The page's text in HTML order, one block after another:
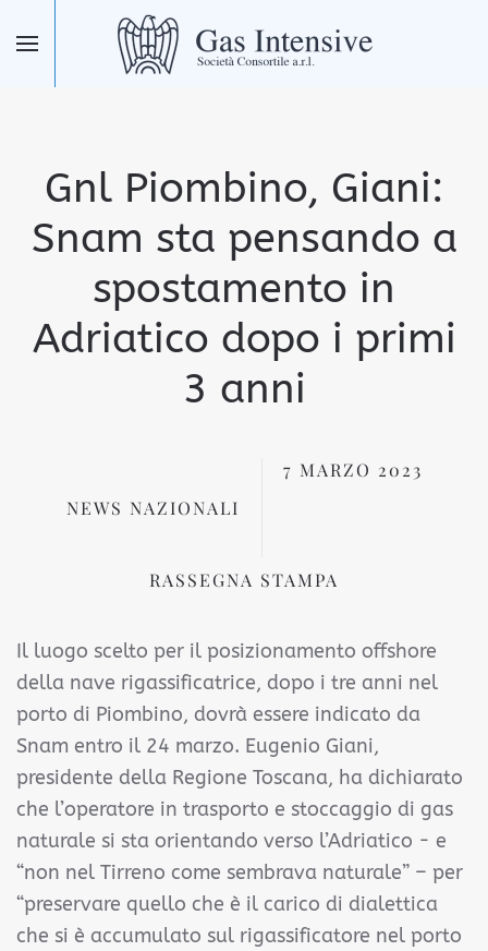
Skip to main content
Gnl Piombino, Giani:
Snam sta pensando a
spostamento in
Adriatico dopo i primi
3 anni
NEWS NAZIONALI
7 MARZO 2023
RASSEGNA STAMPA
Il luogo scelto per il posizionamento offshore
della nave rigassificatrice, dopo i tre anni nel
porto di Piombino, dovrà essere indicato da
Snam entro il 24 marzo. Eugenio Giani,
presidente della Regione Toscana, ha dichiarato
che l’operatore in trasporto e stoccaggio di gas
naturale si sta orientando verso l’Adriatico - e
“non nel Tirreno come sembrava naturale” – per
“preservare quello che è il carico di dialettica
che si è accumulato sul rigassificatore nel porto